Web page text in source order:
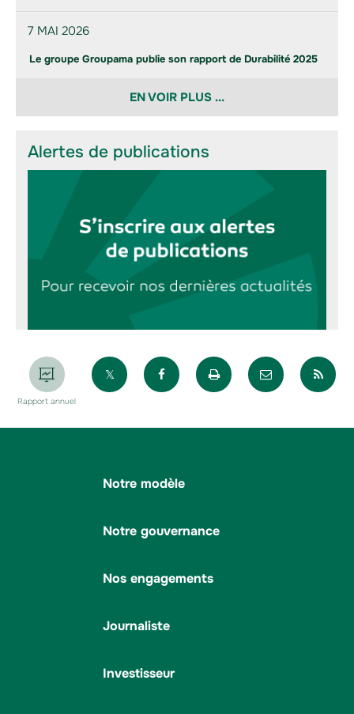
7 MAI 2026
Le groupe Groupama publie son rapport de Durabilité 2025
EN VOIR PLUS ...
Alertes de publications
Rapport annuel
Partager sur XPartager sur Facebook
Imprimer la pageEnvoyer
Notre modèle
Notre gouvernance
Nos engagements
Journaliste
Investisseur